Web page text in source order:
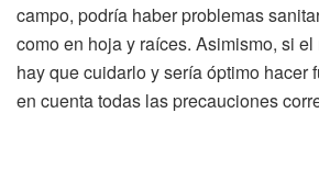
campo, podría haber problemas
como en hoja y raíces. Asimismo, si
hay que cuidarlo y sería óptimo hacer
en cuenta todas las precauciones